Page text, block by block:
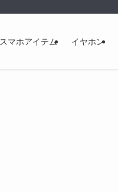
スマホアイテム イヤホン